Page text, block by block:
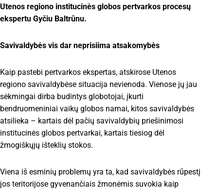
Utenos regiono institucinės globos pertvarkos procesų
ekspertu Gyčiu Baltrūnu.
Savivaldybės vis dar neprisiima atsakomybės
Kaip pastebi pertvarkos ekspertas, atskirose Utenos
regiono savivaldybėse situacija nevienoda. Vienose jų jau
sėkmingai dirba budintys globotojai, įkurti
bendruomeniniai vaikų globos namai, kitos savivaldybės
atsilieka – kartais dėl pačių savivaldybių priešinimosi
institucinės globos pertvarkai, kartais tiesiog dėl
žmogiškųjų išteklių stokos.
Viena iš esminių problemų yra ta, kad savivaldybės rūpestį
jos teritorijose gyvenančiais žmonėmis suvokia kaip